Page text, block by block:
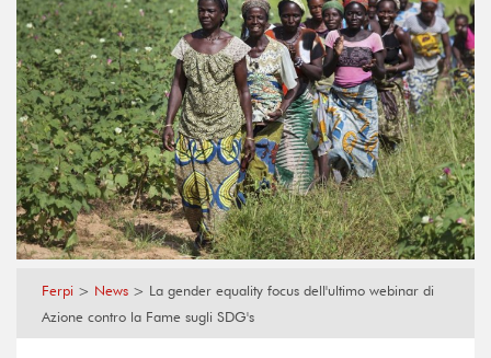
Ferpi > News > La gender equality focus dell'ultimo webinar di
Azione contro la Fame sugli SDG's